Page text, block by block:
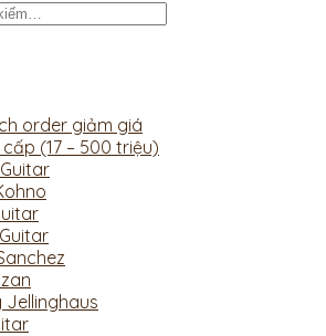
order giảm giá
(17 – 500 triệu)
Jellinghaus